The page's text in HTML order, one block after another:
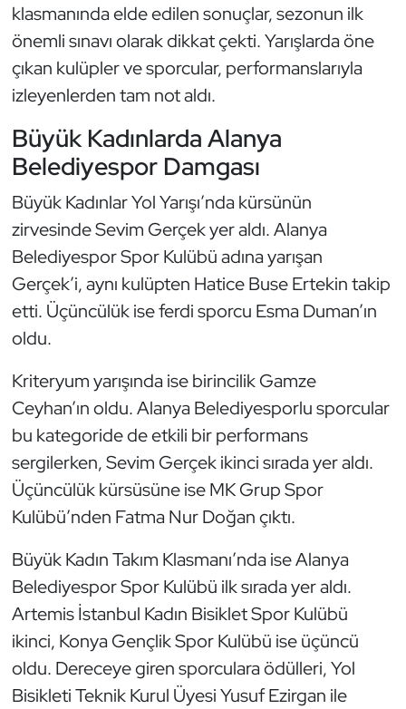
klasmanında elde edilen sonuçlar, sezonun ilk
önemli sınavı olarak dikkat çekti. Yarışlarda öne
çıkan kulüpler ve sporcular, performanslarıyla
izleyenlerden tam not aldı.
Büyük Kadınlarda Alanya
Belediyespor Damgası
Büyük Kadınlar Yol Yarışı’nda kürsünün
zirvesinde Sevim Gerçek yer aldı. Alanya
Belediyespor Spor Kulübü adına yarışan
Gerçek’i, aynı kulüpten Hatice Buse Ertekin takip
etti. Üçüncülük ise ferdi sporcu Esma Duman’ın
oldu.
Kriteryum yarışında ise birincilik Gamze
Ceyhan’ın oldu. Alanya Belediyesporlu sporcular
bu kategoride de etkili bir performans
sergilerken, Sevim Gerçek ikinci sırada yer aldı.
Üçüncülük kürsüsüne ise MK Grup Spor
Kulübü’nden Fatma Nur Doğan çıktı.
Büyük Kadın Takım Klasmanı’nda ise Alanya
Belediyespor Spor Kulübü ilk sırada yer aldı.
Artemis İstanbul Kadın Bisiklet Spor Kulübü
ikinci, Konya Gençlik Spor Kulübü ise üçüncü
oldu. Dereceye giren sporculara ödülleri, Yol
Bisikleti Teknik Kurul Üyesi Yusuf Ezirgan ile
Güreş
Halter
Hava Sporları
Hentbol
İşitme Engelli Sporcular
Judo ve Kuraş
Kano ve Rafting
Kayak
Kempo
Kick Boks
Masa Tenisi
Modern Pentatlon
Motor Sporları